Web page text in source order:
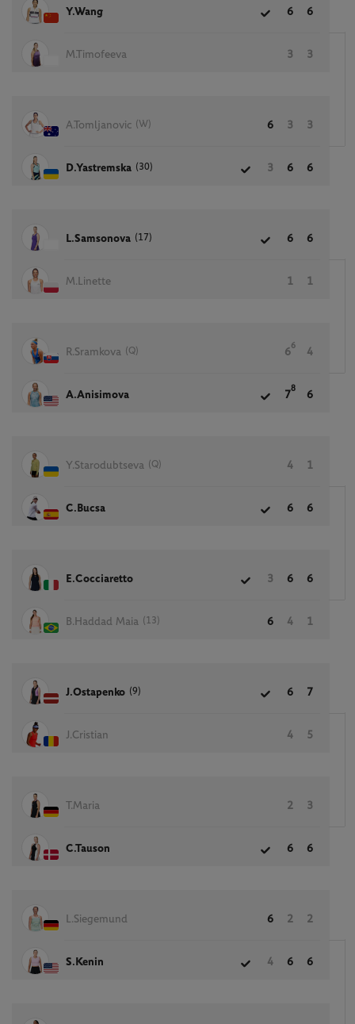
Y.Wang 6 6
M.Timofeeva 3 3
A.Tomljanovic (W) 6 3 3
D.Yastremska (30) 3 6 6
L.Samsonova (17) 6 6
M.Linette 1 1
R.Sramkova (Q) 6
6
4
A.Anisimova 7
8
6
Y.Starodubtseva (Q) 4 1
C.Bucsa 6 6
E.Cocciaretto 3 6 6
B.Haddad Maia (13) 6 4 1
J.Ostapenko (9) 6 7
J.Cristian 4 5
T.Maria 2 3
C.Tauson 6 6
L.Siegemund 6 2 2
S.Kenin 4 6 6